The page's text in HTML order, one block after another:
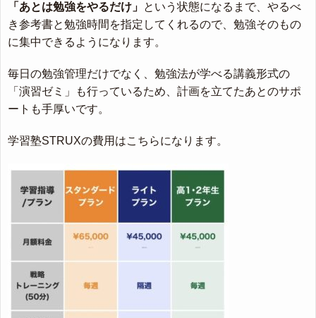
「あとは勉強をやるだけ」 という状態になるまで、やるべ
き参考書と勉強時間を指定してくれるので、勉強そのもの
に集中できるようになります。
毎日の勉強管理だけでなく、勉強法が学べる講義形式の
「演習ゼミ」も行っているため、計画を立てたあとのサポ
ートも手厚いです。
学習塾STRUXの費用はこちらになります。